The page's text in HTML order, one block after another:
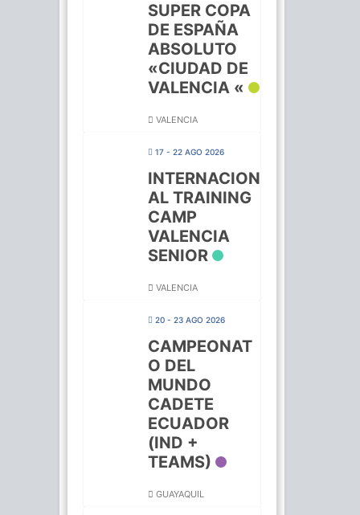
SUPER COPA
DE ESPAÑA
ABSOLUTO
«CIUDAD DE
VALENCIA «
VALENCIA
17 - 22 AGO 2026
INTERNACION
AL TRAINING
CAMP
VALENCIA
SENIOR
VALENCIA
20 - 23 AGO 2026
CAMPEONAT
O DEL
MUNDO
CADETE
ECUADOR
(IND +
TEAMS)
GUAYAQUIL